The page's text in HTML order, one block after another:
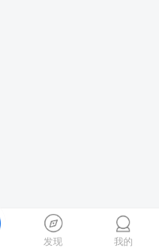
发现 我的